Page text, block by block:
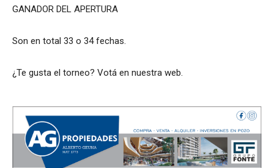
GANADOR DEL APERTURA
Son en total 33 o 34 fechas.
¿Te gusta el torneo? Votá en nuestra web.